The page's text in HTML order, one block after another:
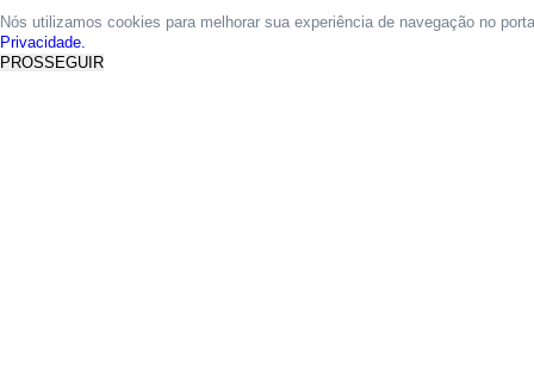
Nós utilizamos cookies para melhorar sua experiência de navegação no
Privacidade.
PROSSEGUIR